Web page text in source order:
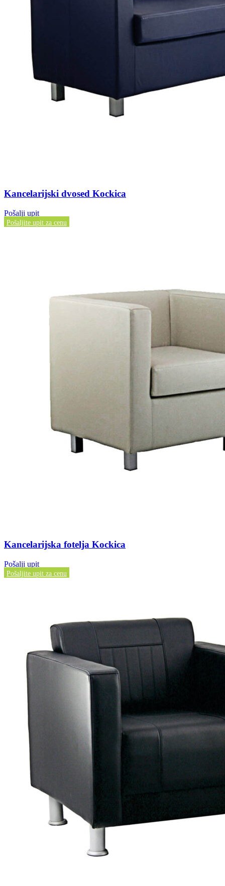
Kancelarijski dvosed Kockica
Pošalji upit
Pošaljite upit za cenu
Kancelarijska fotelja Kockica
Pošalji upit
Pošaljite upit za cenu